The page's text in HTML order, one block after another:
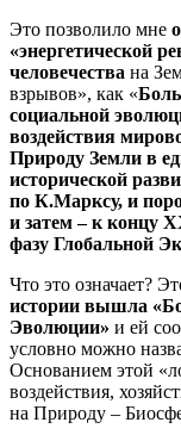
Это позволило мне
«энергетической
человечества на
взрывов», как «
социальной
воздействия
Природу Земли в
исторической
по К.Марксу, и
и затем – к концу
фазу Глобальной
Что это означает?
истории вышла
Эволюции» и ей
условно можно
Основанием этой
воздействия,
на Природу –